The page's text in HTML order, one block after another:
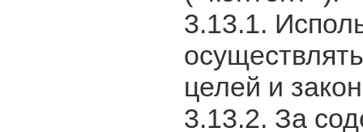
3.13.1.
целей и
3.13.2. За